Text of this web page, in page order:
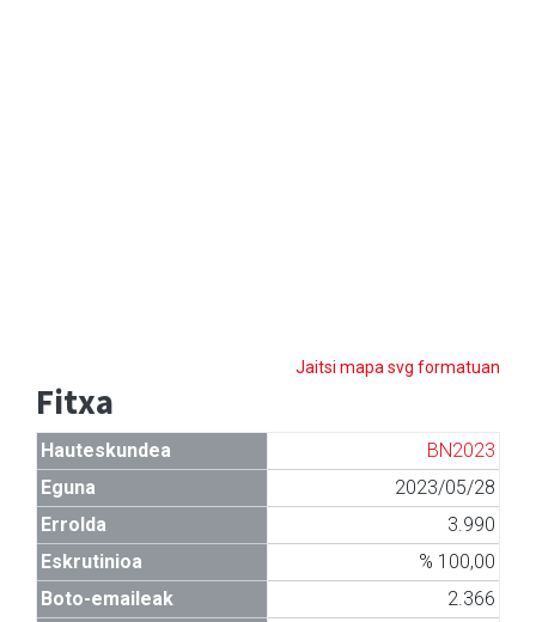
Jaitsi mapa svg formatuan
Fitxa
Hauteskundea
BN2023
Eguna
2023/05/28
Errolda
3.990
Eskrutinioa
% 100,00
Boto-emaileak
2.366